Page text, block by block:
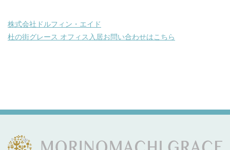
株式会社ドルフィン・エイド
杜の街グレース オフィス入居お問い合わせはこちら